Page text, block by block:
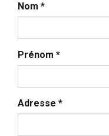
Nom *
Prénom *
Adresse *